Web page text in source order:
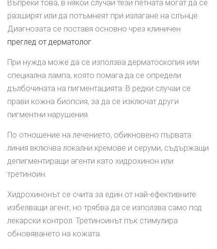
Въпреки това, в някои случаи тези петната могат да се
разширят или да потъмнеят при излагане на слънце.
Диагнозата се поставя основно чрез клиничен
преглед от дерматолог.
При нужда може да се използва дерматоскопия или
специална лампа, която помага да се определи
дълбочината на пигментацията. В редки случаи се
прави кожна биопсия, за да се изключат други
пигментни нарушения.
По отношение на лечението, обикновено първата
линия включва локални кремове и серуми, съдържащи
депигментиращи агенти като хидрохинон или
третиноин.
Хидрохинонът се счита за един от най-ефективните
избелващи агент, но трябва да се използва само под
лекарски контрол. Третиноинът пък стимулира
обновяването на кожата.